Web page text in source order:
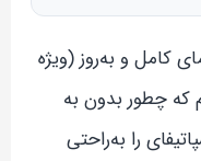
کامل و به‌روز (ویژه
که چطور بدون به
را به‌راحتی